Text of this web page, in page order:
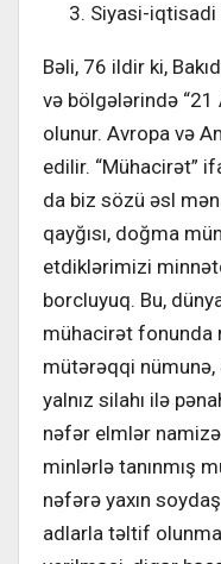
Siyasi-iqtisadi
Bəli, 76 ildir ki,
və bölgələrində
olunur. Avropa və
edilir. “Mühacirət”
da biz sözü əsl
qayğısı, doğma
etdiklərimizi
borcluyuq. Bu,
mühacirət fonunda
mütərəqqi nümunə,
yalnız silahı ilə
nəfər elmlər
minlərlə tanınmış
nəfərə yaxın
adlarla təltif